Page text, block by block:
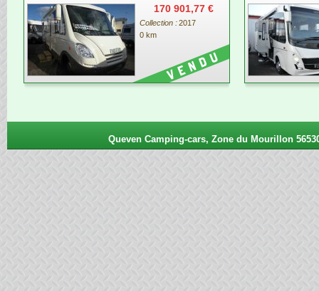
170 901,77 €
Collection :2017
0 km
Queven Camping-cars, Zone du Mourillon